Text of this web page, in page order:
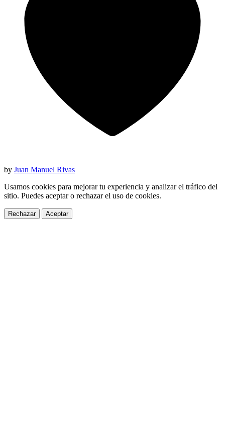
by Juan Manuel Rivas
Usamos cookies para mejorar tu experiencia y analizar el tráfico del
sitio. Puedes aceptar o rechazar el uso de cookies.
Rechazar Aceptar